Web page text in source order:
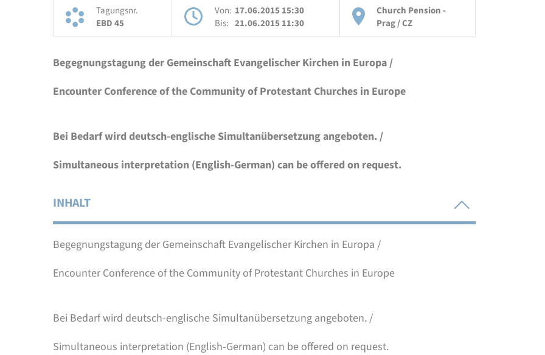
Tagungsnr.
EBD 45
Von: 17.06.2015 15:30
Bis: 21.06.2015 11:30
Church Pension -
Prag / CZ
Begegnungstagung der Gemeinschaft Evangelischer Kirchen in Europa /
Encounter Conference of the Community of Protestant Churches in Europe
Bei Bedarf wird deutsch-englische Simultanübersetzung angeboten. /
Simultaneous interpretation (English-German) can be offered on request.
INHALT
Begegnungstagung der Gemeinschaft Evangelischer Kirchen in Europa /
Encounter Conference of the Community of Protestant Churches in Europe
Bei Bedarf wird deutsch-englische Simultanübersetzung angeboten. /
Simultaneous interpretation (English-German) can be offered on request.